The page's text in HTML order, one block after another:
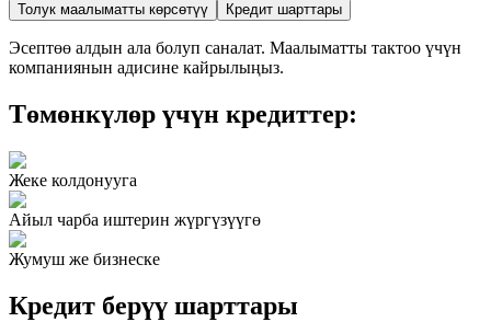
Толук маалыматты көрсөтүү Кредит шарттары
Эсептөө алдын ала болуп саналат. Маалыматты тактоо үчүн
компаниянын адисине кайрылыңыз.
Төмөнкүлөр үчүн кредиттер:
Жеке колдонууга
Айыл чарба иштерин жүргүзүүгө
Жумуш же бизнеске
Кредит берүү шарттары